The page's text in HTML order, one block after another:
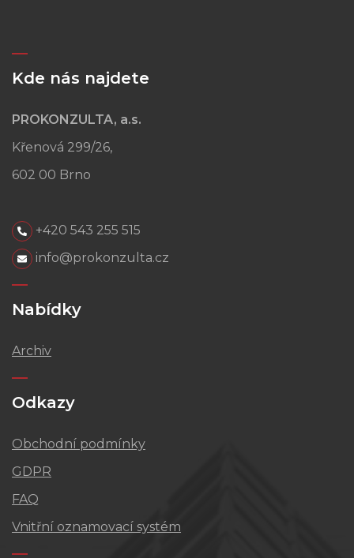
Kde nás najdete
PROKONZULTA, a.s.
Křenová 299/26,
602 00 Brno
+420 543 255 515
info@prokonzulta.cz
Nabídky
Archiv
Odkazy
Obchodní podmínky
GDPR
FAQ
Vnitřní oznamovací systém